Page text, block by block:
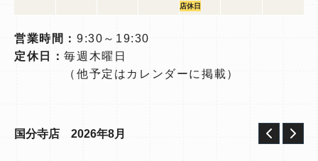
店休日
営業時間： 9:30～19:30
定休日：毎週木曜日
（他予定はカレンダーに掲載）
国分寺店 2026年8月